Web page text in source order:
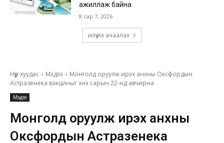
ажиллаж байна
8 сар 7, 2026
илүү их ачаалах